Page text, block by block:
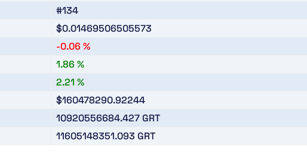
#134
$0.01469506505573
-0.06 %
1.86 %
2.21 %
$160478290.92244
10920556684.427GRT
11605148351.093 GRT